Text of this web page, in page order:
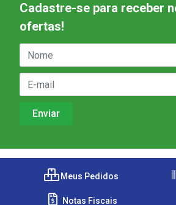
Cadastre-se para receber
ofertas!
Meus Pedidos
Notas Fiscais